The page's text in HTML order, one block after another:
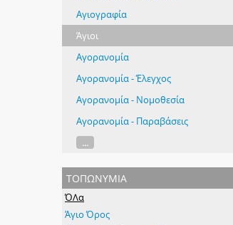
Αγιογραφία
Άγιοι
Αγορανομία
Αγορανομία - Έλεγχος
Αγορανομία - Νομοθεσία
Αγορανομία - Παραβάσεις
...
τοπωνύμια
ΌΛα
Άγιο Όρος